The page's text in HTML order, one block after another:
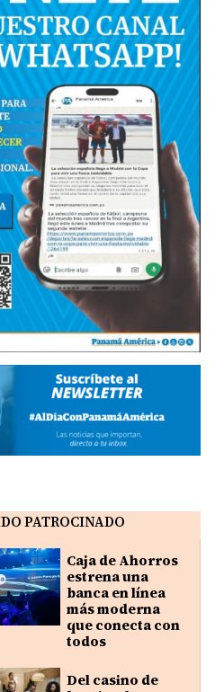
PATROCINADO
Caja de Ahorros
estrena una
banca en línea
más moderna
que conecta con
todos
Del casino de